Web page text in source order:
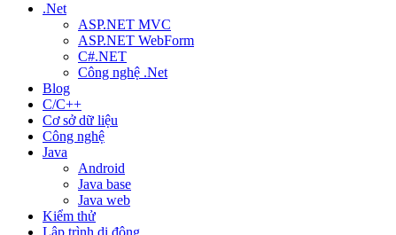
.Net
ASP.NET MVC
ASP.NET WebForm
C#.NET
Công nghệ .Net
Blog
C/C++
Cơ sở dữ liệu
Công nghệ
Java
Android
Java base
Java web
Kiểm thử